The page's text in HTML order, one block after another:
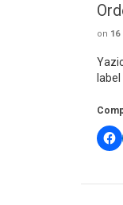
on 16
label